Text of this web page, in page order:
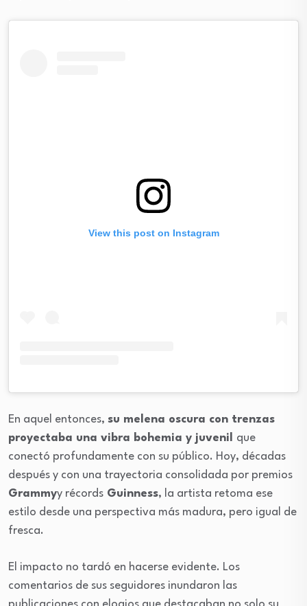
View this post on Instagram
En aquel entonces, su melena oscura con trenzas
proyectaba una vibra bohemia y juvenil que
conectó profundamente con su público. Hoy, décadas
después y con una trayectoria consolidada por premios
Grammyy récords Guinness, la artista retoma ese
estilo desde una perspectiva más madura, pero igual de
fresca.
El impacto no tardó en hacerse evidente. Los
comentarios de sus seguidores inundaron las